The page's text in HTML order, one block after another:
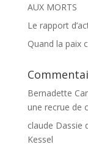
AUX MORTS
Le rapport
Quand la paix
Bernadette
une recrue de
claude Dassie
Kessel